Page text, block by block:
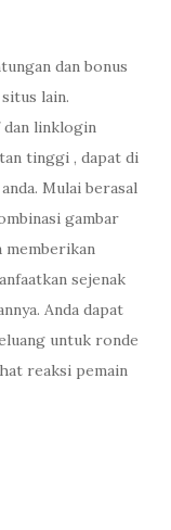
dan bonus
lain.
linklogin
tinggi , dapat di
Mulai berasal
gambar
memberikan
sejenak
Anda dapat
untuk ronde
reaksi pemain